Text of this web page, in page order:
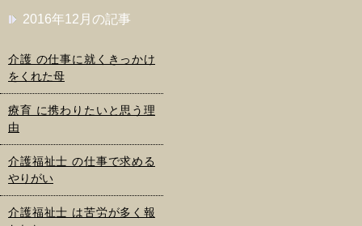
2016年12月の記事
介護 の仕事に就くきっかけ
をくれた母
療育 に携わりたいと思う理
由
介護福祉士 の仕事で求める
やりがい
介護福祉士 は苦労が多く報